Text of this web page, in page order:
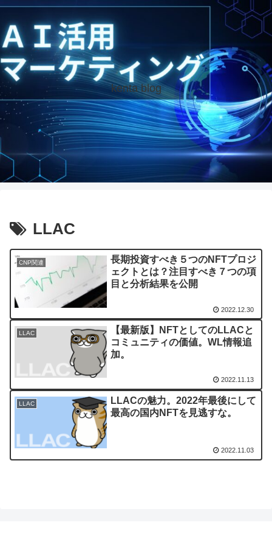
kenta blog
LLAC
CNP関連
長期投資すべき５つのNFTプロジ
ェクトとは？注目すべき７つの項
目と分析結果を公開
2022.12.30
LLAC
【最新版】NFTとしてのLLACと
コミュニティの価値。WL情報追
加。
2022.11.13
LLAC
LLACの魅力。2022年最後にして
最高の国内NFTを見逃すな。
2022.11.03